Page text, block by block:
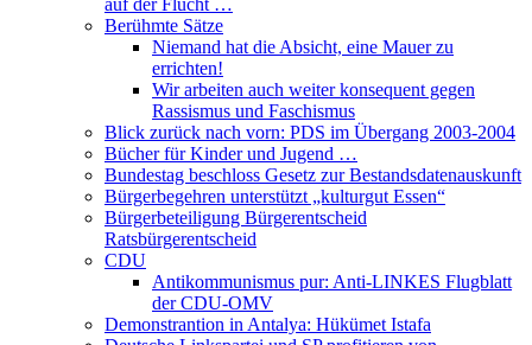
auf der Flucht …
Berühmte Sätze
Niemand hat die Absicht, eine Mauer zu
errichten!
Wir arbeiten auch weiter konsequent gegen
Rassismus und Faschismus
Blick zurück nach vorn: PDS im Übergang 2003-2004
Bücher für Kinder und Jugend …
Bundestag beschloss Gesetz zur Bestandsdatenauskunft
Bürgerbegehren unterstützt „kulturgut Essen“
Bürgerbeteiligung Bürgerentscheid
Ratsbürgerentscheid
CDU
Antikommunismus pur: Anti-LINKES Flugblatt
der CDU-OMV
Demonstrantion in Antalya: Hükümet Istafa